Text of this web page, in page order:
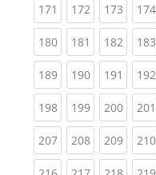
171 (current)
172(current)
173 174
180(current)
181 (current)
182 183
189(current)
190(current)
191 192
198(current)
199(current)
200 201
207(current)
208(current)
209 210